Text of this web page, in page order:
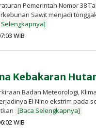
Pemerintah Nomor 38
Sawit menjadi
Selengkapnya]
WIB
InfoSAWIT
Kebakaran
Badan Meteorologi,
El Nino ekstrim pada
[Baca Selengkapnya]
WIB